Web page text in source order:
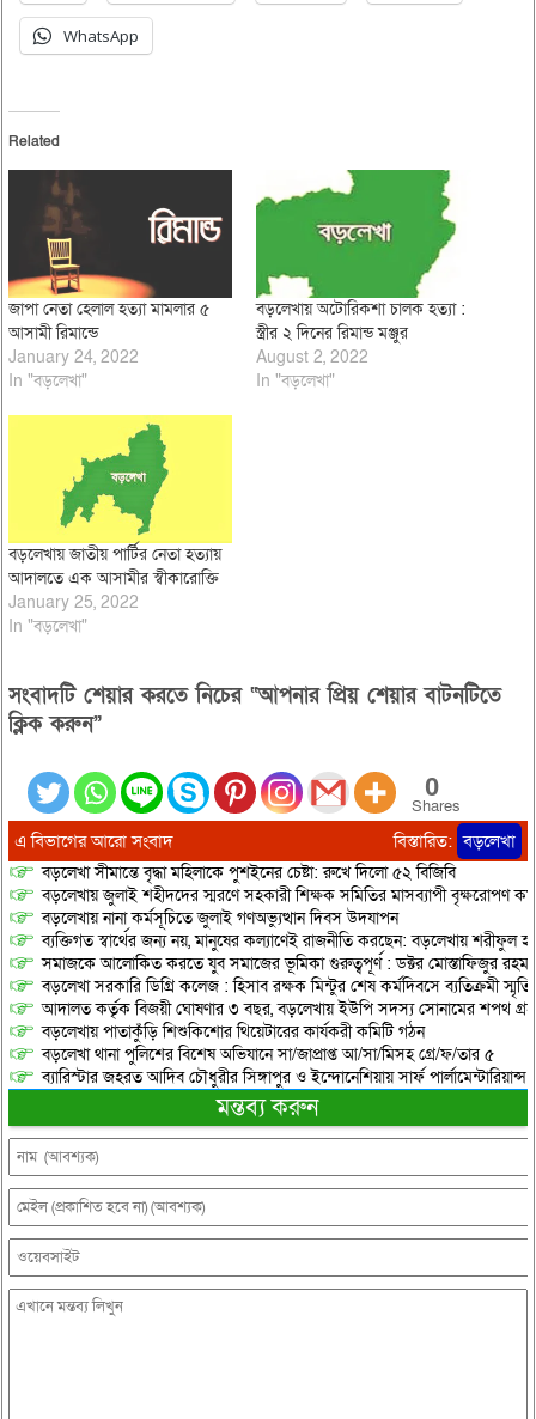
WhatsApp
Related
জাপা নেতা হেলাল হত্যা মামলার ৫
আসামী রিমান্ডে
January 24, 2022
In "বড়লেখা"
বড়লেখায় অটোরিকশা চালক হত্যা :
স্ত্রীর ২ দিনের রিমান্ড মঞ্জুর
August 2, 2022
In "বড়লেখা"
বড়লেখায় জাতীয় পার্টির নেতা হত্যায়
আদালতে এক আসামীর স্বীকারোক্তি
January 25, 2022
In "বড়লেখা"
সংবাদটি শেয়ার করতে নিচের “আপনার প্রিয় শেয়ার বাটনটিতে
ক্লিক করুন”
0
Shares
এ বিভাগের আরো সংবাদ বিস্তারিত: বড়লেখা
বড়লেখা সীমান্তে বৃদ্ধা মহিলাকে পুশইনের চেষ্টা: রুখে দিলো ৫২ বিজিবি
বড়লেখায় জুলাই শহীদদের স্মরণে সহকারী শিক্ষক সমিতির মাসব্যাপী বৃক্ষরোপণ
বড়লেখায় নানা কর্মসূচিতে জুলাই গণঅভ্যুত্থান দিবস উদযাপন
ব্যক্তিগত স্বার্থের জন্য নয়, মানুষের কল্যাণেই রাজনীতি করছেন: বড়লেখায় শরীফুল
সমাজকে আলোকিত করতে যুব সমাজের ভূমিকা গুরুত্বপূর্ণ : ডক্টর মোস্তাফিজুর
বড়লেখা সরকারি ডিগ্রি কলেজ : হিসাব রক্ষক মিন্টুর শেষ কর্মদিবসে ব্যতিক্রমী
আদালত কর্তৃক বিজয়ী ঘোষণার ৩ বছর, বড়লেখায় ইউপি সদস্য সোনামের শপথ
বড়লেখায় পাতাকুঁড়ি শিশুকিশোর থিয়েটারের কার্যকরী কমিটি গঠন
বড়লেখা থানা পুলিশের বিশেষ অভিযানে সা/জাপ্রাপ্ত আ/সা/মিসহ গ্রে/ফ/তার ৫
ব্যারিস্টার জহরত আদিব চৌধুরীর সিঙ্গাপুর ও ইন্দোনেশিয়ায় সার্ফ পার্লামেন্টারিয়ান্স
মন্তব্য করুন